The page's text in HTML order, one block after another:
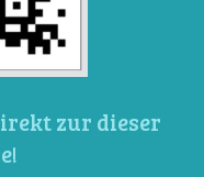
zur dieser